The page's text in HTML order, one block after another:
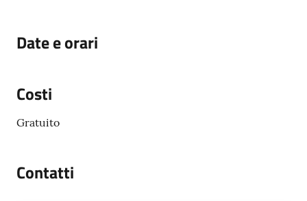
Date e orari
Costi
Gratuito
Contatti